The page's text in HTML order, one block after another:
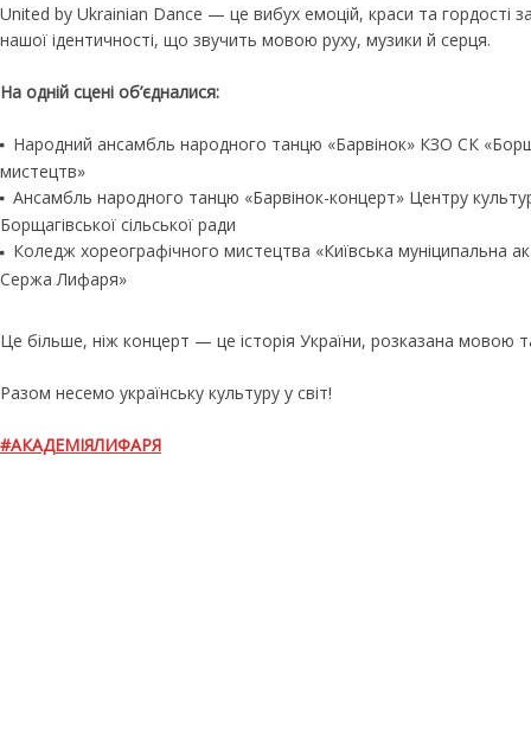
United by Ukrainian Dance — це вибух емоцій, краси та гордості
нашої ідентичності, що звучить мовою руху, музики й серця.
На одній сцені об’єдналися:
Народний ансамбль народного танцю «Барвінок» КЗО СК
мистецтв»
Ансамбль народного танцю «Барвінок-концерт» Центру
Борщагівської сільської ради
Коледж хореографічного мистецтва «Київська муніципальна
Сержа Лифаря»
Це більше, ніж концерт — це історія України, розказана мовою
Разом несемо українську культуру у світ!
#АКАДЕМІЯЛИФАРЯ